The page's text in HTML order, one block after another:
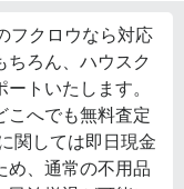
フクロウなら対応
ろん、ハウスク
トいたします。
こへでも無料査定
関しては即日現金
め、通常の不用品